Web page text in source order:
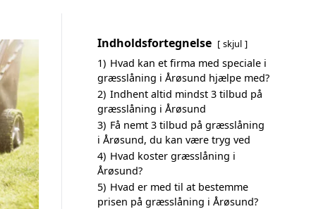
Indholdsfortegnelse skjul
1) Hvad kan et firma med speciale i
græsslåning i Årøsund hjælpe med?
2) Indhent altid mindst 3 tilbud på
græsslåning i Årøsund
3) Få nemt 3 tilbud på græsslåning
i Årøsund, du kan være tryg ved
4) Hvad koster græsslåning i
Årøsund?
5) Hvad er med til at bestemme
prisen på græsslåning i Årøsund?